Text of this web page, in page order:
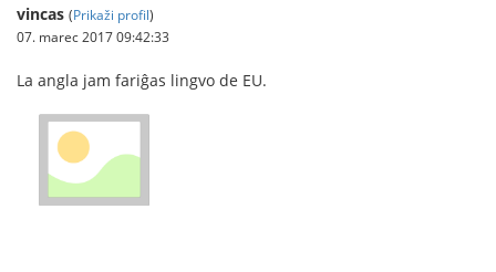
vincas (Prikaži profil)
07. marec 2017 09:42:33
La angla jam fariĝas lingvo de EU.